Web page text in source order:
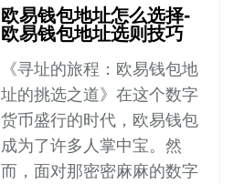
欧易钱包地址怎么选择-
欧易钱包地址选则技巧
《寻址的旅程：欧易钱包地
址的挑选之道》在这个数字
货币盛行的时代，欧易钱包
成为了许多人掌中宝。然
而，面对那密密麻麻的数字